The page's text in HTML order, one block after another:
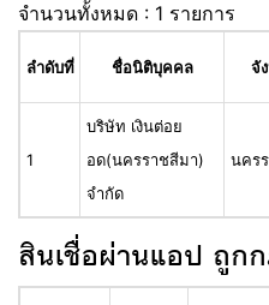
จำนวนทั้งหมด : 1 รายการ
ลำดับที่ ชื่อนิติบุคคล จั
1
บริษัท เงินต่อย
อด(นครราชสีมา)
จำกัด
นคร
สินเชื่อผ่านแอป ถูก